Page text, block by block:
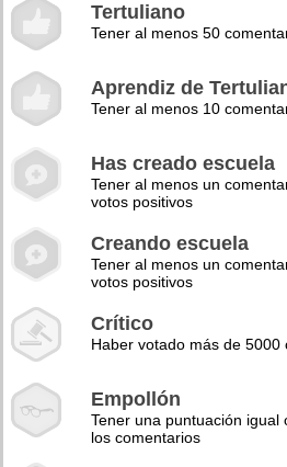
Tertuliano
Tener al menos 50
Aprendiz de
Tener al menos 10
Has creado escuela
Tener al menos un
votos positivos
Creando escuela
Tener al menos un
votos positivos
Crítico
Haber votado más de 5000
Empollón
Tener una puntuación igual
los comentarios